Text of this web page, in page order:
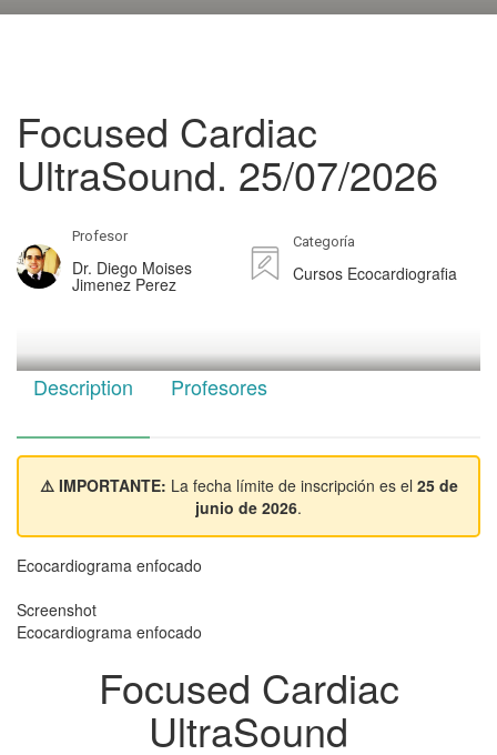
Focused Cardiac
UltraSound. 25/07/2026
Profesor
Dr. Diego Moises
Jimenez Perez
Categoría
Cursos Ecocardiografia
Description Profesores
⚠️ IMPORTANTE: La fecha límite de inscripción es el 25 de
junio de 2026.
Ecocardiograma enfocado
Screenshot
Ecocardiograma enfocado
Focused Cardiac
UltraSound